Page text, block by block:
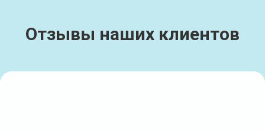
Отзывы наших клиентов